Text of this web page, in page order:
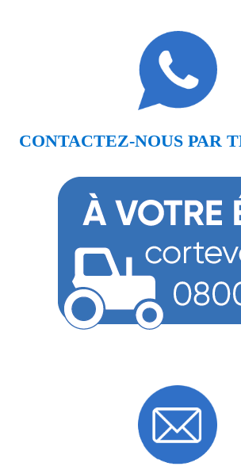
CONTACTEZ-NOUS PAR